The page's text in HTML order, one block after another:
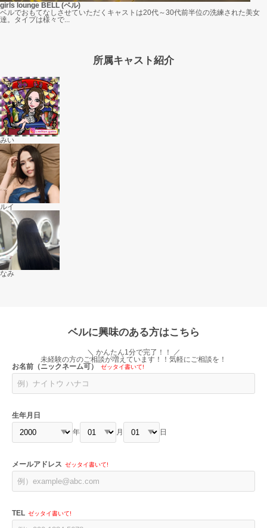
girls lounge BELL (ベル)
ベルでおもてなしさせていただくキャストは20代～30代前半位の洗練された美女
達。タイプは様々で...
所属キャスト紹介
みい
ルイ
なみ
ベルに興味のある方はこちら
＼ かんたん1分で完了！！ ／
未経験の方のご相談が増えています！！気軽にご相談を！
お名前（ニックネーム可）
ゼッタイ書いて!
生年月日
年
月 日
メールアドレス ゼッタイ書いて!
TEL ゼッタイ書いて!